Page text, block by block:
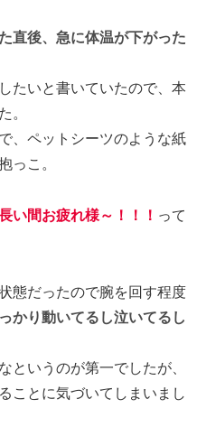
直後、急に体温が下がった
たいと書いていたので、本
。
、ペットシーツのような紙
っこ。
い間お疲れ様～！！！ って
態だったので腕を回す程度
かり動いてるし泣いてるし
というのが第一でしたが、
ことに気づいてしまいまし